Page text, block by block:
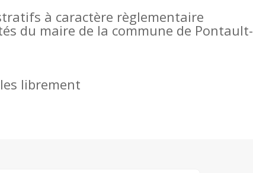
à caractère règlementaire
du maire de la commune de Pontault-
librement